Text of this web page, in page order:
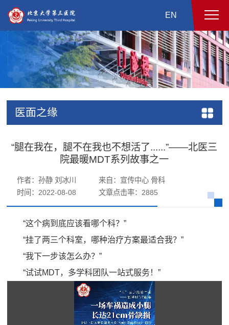
EN
医面之缘
“腿在我在，腿不在我也不想活了......”——北医三
院最暖MDT系列故事之一
作者：孙静 刘冰川
来自：宣传中心 骨科
时间：2022-08-08
文章点击率： 2885
“这个病到底应该看哪个科？”
“挂了两三个科室，哪种治疗方案最适合我？”
“我下一步该怎么办？”
“试试MDT，多学科团队一站式服务！”